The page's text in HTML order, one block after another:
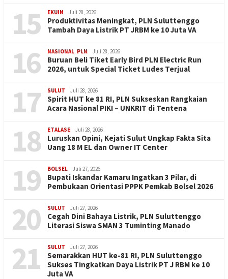
15 EKUIN Juli 28, 2026
Produktivitas Meningkat, PLN Suluttenggo
Tambah Daya Listrik PT JRBM ke 10 Juta VA
16 NASIONAL, PLN Juli 28, 2026
Buruan Beli Tiket Early Bird PLN Electric Run
2026, untuk Special Ticket Ludes Terjual
17 SULUT Juli 28, 2026
Spirit HUT ke 81 RI, PLN Sukseskan Rangkaian
Acara Nasional PIKI – UNKRIT di Tentena
18 ETALASE Juli 28, 2026
Luruskan Opini, Kejati Sulut Ungkap Fakta Sita
Uang 18 M EL dan Owner IT Center
19 BOLSEL Juli 27, 2026
Bupati Iskandar Kamaru Ingatkan 3 Pilar, di
Pembukaan Orientasi PPPK Pemkab Bolsel 2026
20 SULUT Juli 27, 2026
Cegah Dini Bahaya Listrik, PLN Suluttenggo
Literasi Siswa SMAN 3 Tuminting Manado
21 SULUT Juli 27, 2026
Semarakkan HUT ke-81 RI, PLN Suluttenggo
Sukses Tingkatkan Daya Listrik PT J RBM ke 10
Juta VA